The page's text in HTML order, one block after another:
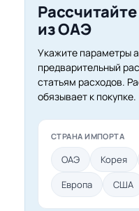
из ОАЭ
Укажите параметры
предварительный
статьям расходов.
обязывает к покупке.
СТРАНА ИМПОРТА
ОАЭ Корея
Европа
США